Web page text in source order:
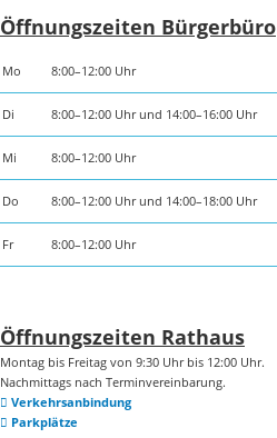
Öffnungszeiten Bürgerbüro
Mo 8:00–12:00 Uhr
Di 8:00–12:00 Uhr und 14:00–16:00 Uhr
Mi 8:00–12:00 Uhr
Do 8:00–12:00 Uhr und 14:00–18:00 Uhr
Fr 8:00–12:00 Uhr
Öffnungszeiten Rathaus
Montag bis Freitag von 9:30 Uhr bis 12:00 Uhr.
Nachmittags nach Terminvereinbarung.
Verkehrsanbindung
Parkplätze